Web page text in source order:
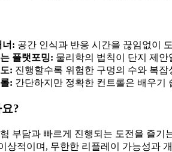
너: 공간 인식과 반응 시간을 끊임없이
플랫포밍: 물리학의 법칙이 단지 제
: 진행할수록 위험한 구멍의 수와 복
: 간단하지만 정확한 컨트롤은 배우기
?
부담과 빠르게 진행되는 도전을 즐기
상적이며, 무한한 리플레이 가능성과